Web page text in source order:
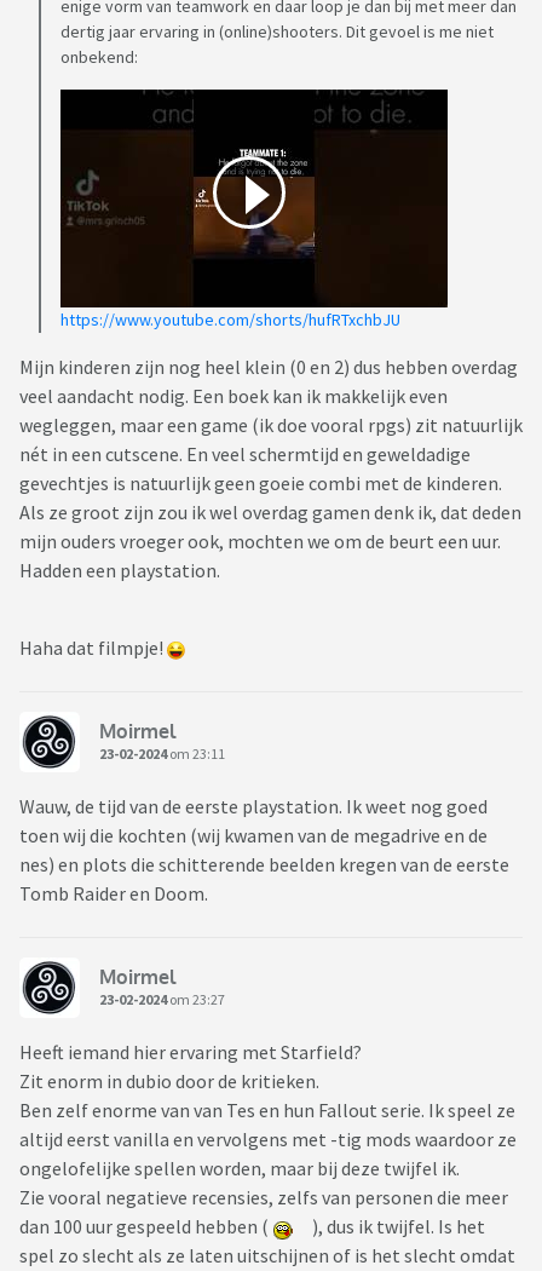
enige vorm van teamwork en daar loop je dan bij met meer dan
dertig jaar ervaring in (online)shooters. Dit gevoel is me niet
onbekend:
https://www.youtube.com/shorts/hufRTxchbJU
Mijn kinderen zijn nog heel klein (0 en 2) dus hebben overdag
veel aandacht nodig. Een boek kan ik makkelijk even
wegleggen, maar een game (ik doe vooral rpgs) zit natuurlijk
nét in een cutscene. En veel schermtijd en geweldadige
gevechtjes is natuurlijk geen goeie combi met de kinderen.
Als ze groot zijn zou ik wel overdag gamen denk ik, dat deden
mijn ouders vroeger ook, mochten we om de beurt een uur.
Hadden een playstation.
Haha dat filmpje!
Moirmel
23-02-2024om 23:11
Wauw, de tijd van de eerste playstation. Ik weet nog goed
toen wij die kochten (wij kwamen van de megadrive en de
nes) en plots die schitterende beelden kregen van de eerste
Tomb Raider en Doom.
Moirmel
23-02-2024om 23:27
Heeft iemand hier ervaring met Starfield?
Zit enorm in dubio door de kritieken.
Ben zelf enorme van van Tes en hun Fallout serie. Ik speel ze
altijd eerst vanilla en vervolgens met -tig mods waardoor ze
ongelofelijke spellen worden, maar bij deze twijfel ik.
Zie vooral negatieve recensies, zelfs van personen die meer
dan 100 uur gespeeld hebben (
), dus ik twijfel. Is het
spel zo slecht als ze laten uitschijnen of is het slecht omdat